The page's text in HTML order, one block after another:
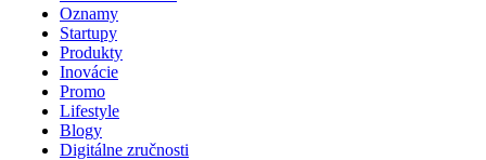
Oznamy
Startupy
Produkty
Inovácie
Promo
Lifestyle
Blogy
Digitálne zručnosti